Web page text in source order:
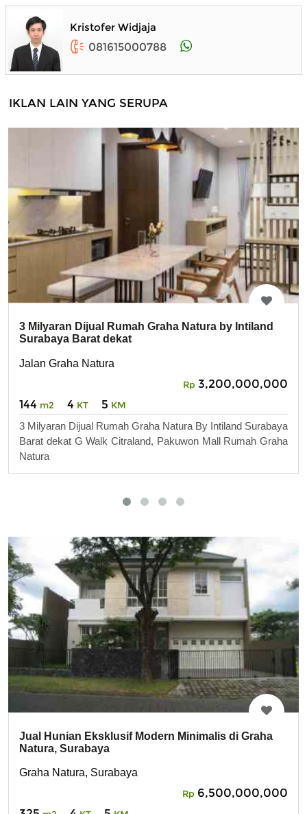
Kristofer Widjaja
081615000788
IKLAN LAIN YANG SERUPA
3 Milyaran Dijual Rumah Graha Natura by Intiland
Surabaya Barat dekat
Jalan Graha Natura
Rp 3,200,000,000
144 m2 4 KT 5 KM
3 Milyaran Dijual Rumah Graha Natura By Intiland Surabaya
Barat dekat G Walk Citraland, Pakuwon Mall Rumah Graha
Natura
Jual Hunian Eksklusif Modern Minimalis di Graha
Natura, Surabaya
Graha Natura, Surabaya
Rp 6,500,000,000